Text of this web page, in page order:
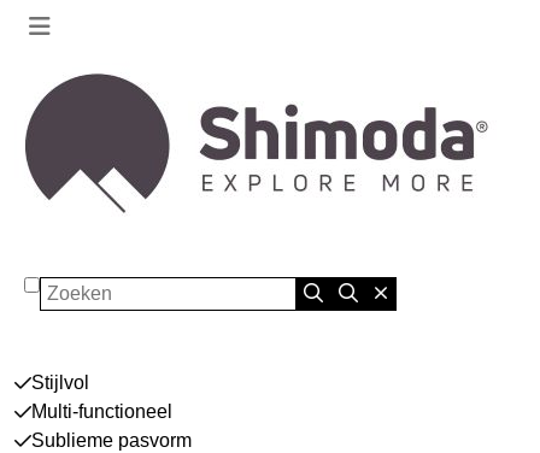
Zoeken
Stijlvol
Multi-functioneel
Sublieme pasvorm